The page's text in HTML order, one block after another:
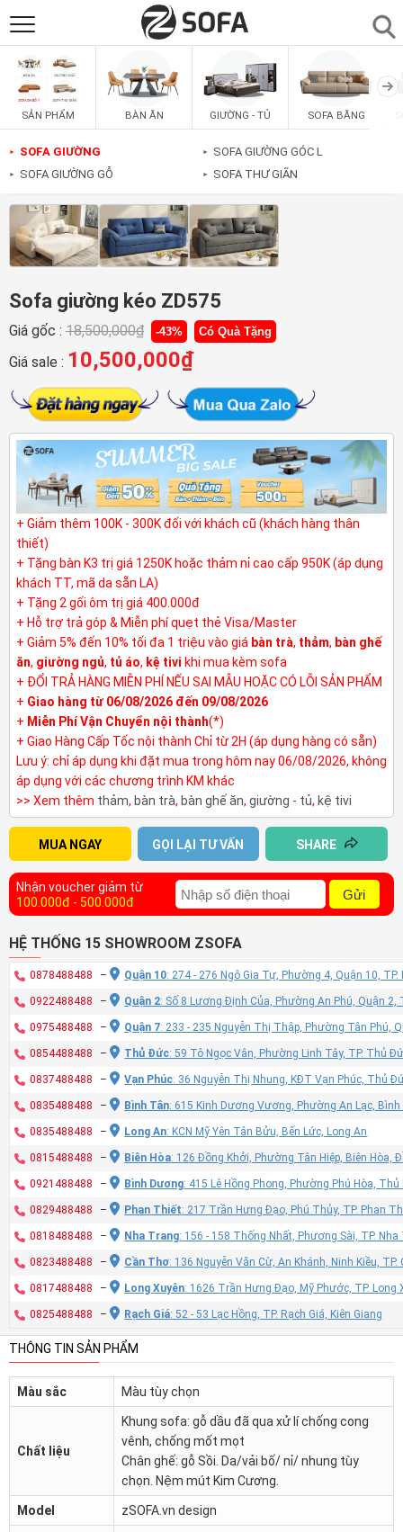
SẢN PHẨM
SOFAS
PHÒNG ĂN
PHÒNG NGỦ
PHÒNG KHÁCH
SẢN PHẨM BÀN ĂN GIƯỜNG - TỦ SOFA BĂNG
► SOFA GIƯỜNG
► SOFA GIƯỜNG GỖ
► SOFA GIƯỜNG GÓC L
► SOFA THƯ GIÃN
Sofa giường kéo ZD575
Giá gốc : 18,500,000₫ -43% Có Quà Tặng
Giá sale : 10,500,000₫
+ Giảm thêm 100K - 300K đối với khách cũ (khách hàng thân
thiết)
+ Tặng bàn K3 trị giá 1250K hoặc thảm nỉ cao cấp 950K (áp dụng
khách TT, mã da sẵn LA)
+ Tặng 2 gối ôm trị giá 400.000đ
+ Hỗ trợ trả góp & Miễn phí quẹt thẻ Visa/Master
+ Giảm 5% đến 10% tối đa 1 triệu vào giá bàn trà, thảm, bàn ghế
ăn, giường ngủ, tủ áo, kệ tivi khi mua kèm sofa
+ ĐỔI TRẢ HÀNG MIỄN PHÍ NẾU SAI MẪU HOẶC CÓ LỖI SẢN PHẨM
+ Giao hàng từ 06/08/2026 đến 09/08/2026
+ Miễn Phí Vận Chuyển nội thành(*)
+ Giao Hàng Cấp Tốc nội thành Chỉ từ 2H (áp dụng hàng có sẵn)
Lưu ý: chỉ áp dụng khi đặt mua trong hôm nay 06/08/2026, không
áp dụng với các chương trình KM khác
>> Xem thêm thảm, bàn trà, bàn ghế ăn, giường - tủ, kệ tivi
MUA NGAY GỌI LẠI TƯ VẤN SHARE
Nhận voucher giảm từ
100.000đ - 500.000đ
Gửi
HỆ THỐNG 15 SHOWROOM ZSOFA
0878488488 – Quận 10: 274 - 276 Ngô Gia Tự, Phường 4, Quận 10, TP.
0922488488 – Quận 2: Số 8 Lương Định Của, Phường An Phú, Quận 2,
0975488488 – Quận 7: 233 - 235 Nguyễn Thị Thập, Phường Tân Phú,
0854488488 – Thủ Đức: 59 Tô Ngọc Vân, Phường Linh Tây, TP. Thủ
0837488488 – Vạn Phúc: 36 Nguyễn Thị Nhung, KĐT Vạn Phúc, Thủ
0835488488 – Bình Tân: 615 Kinh Dương Vương, Phường An Lạc, Bình
0835488488 – Long An: KCN Mỹ Yên Tân Bửu, Bến Lức, Long An
0815488488 – Biên Hòa: 126 Đồng Khởi, Phường Tân Hiệp, Biên Hòa,
0921488488 – Bình Dương: 415 Lê Hồng Phong, Phường Phú Hòa,
0829488488 – Phan Thiết: 217 Trần Hưng Đạo, Phú Thủy, TP. Phan
0818488488 – Nha Trang: 156 - 158 Thống Nhất, Phương Sài, TP.
0823488488 – Cần Thơ: 136 Nguyễn Văn Cừ, An Khánh, Ninh Kiều,
0817488488 – Long Xuyên: 1626 Trần Hưng Đạo, Mỹ Phước, TP. Long
0825488488 – Rạch Giá: 52 - 53 Lạc Hồng, TP. Rạch Giá, Kiên Giang
THÔNG TIN SẢN PHẨM
Màu sắc Màu tùy chọn
Chất liệu
Khung sofa: gỗ dầu đã qua xử lí chống cong
vênh, chống mốt mọt
Chân ghế: gỗ Sồi. Da/vải bố/ nỉ/ nhung tùy
chọn. Nệm mút Kim Cương.
Model zSOFA.vn design